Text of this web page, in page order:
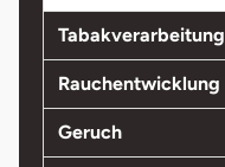
Tabakverarbeitung
Rauchentwicklung
Geruch